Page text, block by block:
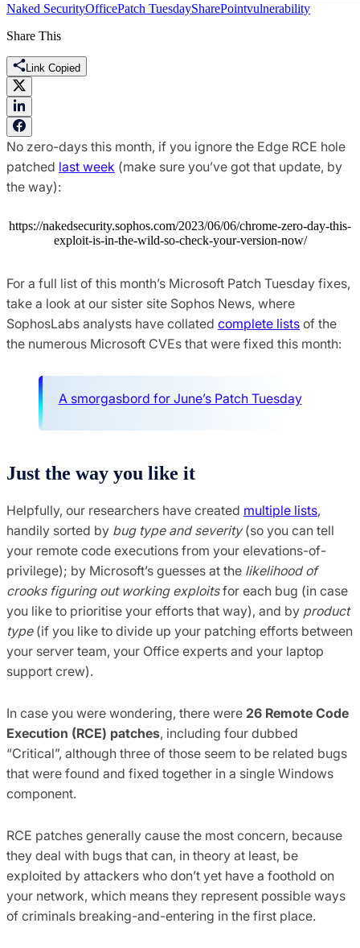
Naked SecurityOfficePatch TuesdaySharePointvulnerability
Share This
Link Copied
No zero-days this month, if you ignore the Edge RCE hole
patched last week (make sure you’ve got that update, by
the way):
https://nakedsecurity.sophos.com/2023/06/06/chrome-zero-day-this-
exploit-is-in-the-wild-so-check-your-version-now/
For a full list of this month’s Microsoft Patch Tuesday fixes,
take a look at our sister site Sophos News, where
SophosLabs analysts have collated complete lists of the
the numerous Microsoft CVEs that were fixed this month:
A smorgasbord for June’s Patch Tuesday
Just the way you like it
Helpfully, our researchers have created multiple lists,
handily sorted by bug type and severity(so you can tell
your remote code executions from your elevations-of-
privilege); by Microsoft’s guesses at the likelihood of
crooks figuring out working exploitsfor each bug (in case
you like to prioritise your efforts that way), and by product
type(if you like to divide up your patching efforts between
your server team, your Office experts and your laptop
support crew).
In case you were wondering, there were 26 Remote Code
Execution (RCE) patches, including four dubbed
“Critical”, although three of those seem to be related bugs
that were found and fixed together in a single Windows
component.
RCE patches generally cause the most concern, because
they deal with bugs that can, in theory at least, be
exploited by attackers who don’t yet have a foothold on
your network, which means they represent possible ways
of criminals breaking-and-entering in the first place.